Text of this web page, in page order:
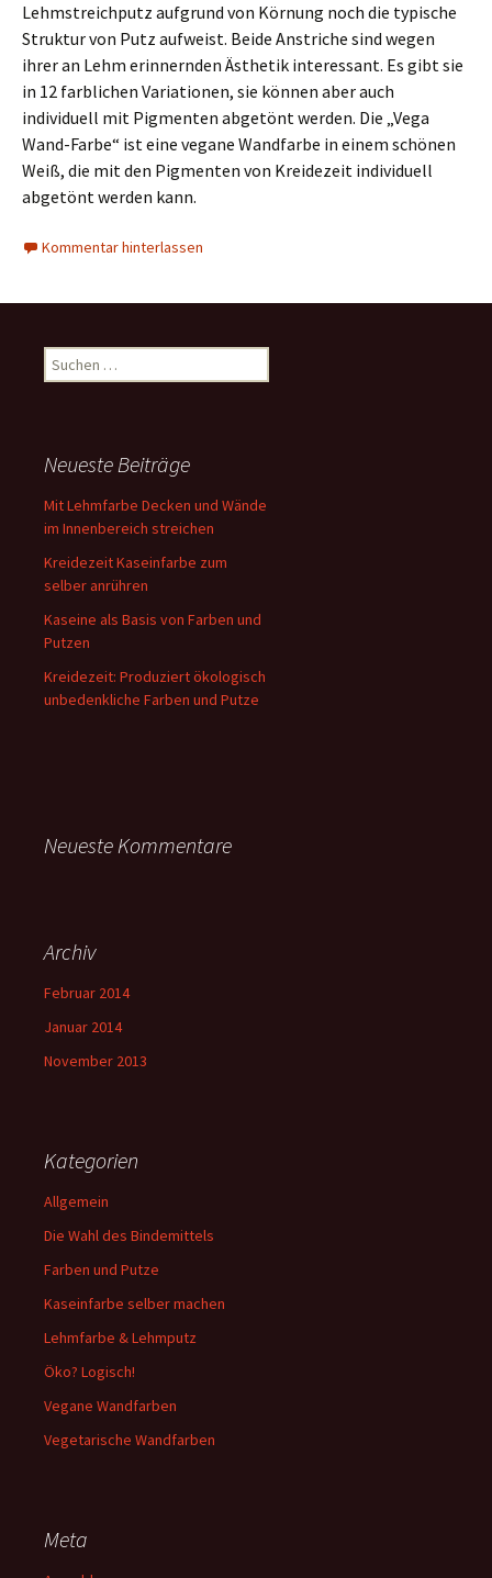
Lehmstreichputz aufgrund von Körnung noch die typische
Struktur von Putz aufweist. Beide Anstriche sind wegen
ihrer an Lehm erinnernden Ästhetik interessant. Es gibt sie
in 12 farblichen Variationen, sie können aber auch
individuell mit Pigmenten abgetönt werden. Die „Vega
Wand-Farbe“ ist eine vegane Wandfarbe in einem schönen
Weiß, die mit den Pigmenten von Kreidezeit individuell
abgetönt werden kann.
Kommentar hinterlassen
Suchen
nach:
Neueste Beiträge
Mit Lehmfarbe Decken und Wände
im Innenbereich streichen
Kreidezeit Kaseinfarbe zum
selber anrühren
Kaseine als Basis von Farben und
Putzen
Kreidezeit: Produziert ökologisch
unbedenkliche Farben und Putze
Neueste Kommentare
Archiv
Februar 2014
Januar 2014
November 2013
Kategorien
Allgemein
Die Wahl des Bindemittels
Farben und Putze
Kaseinfarbe selber machen
Lehmfarbe & Lehmputz
Öko? Logisch!
Vegane Wandfarben
Vegetarische Wandfarben
Meta